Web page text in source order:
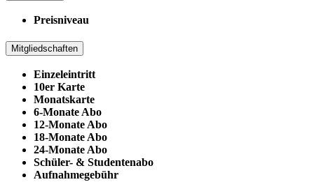
Preisniveau
Mitgliedschaften
Einzeleintritt
10er Karte
Monatskarte
6-Monate Abo
12-Monate Abo
18-Monate Abo
24-Monate Abo
Schüler- & Studentenabo
Aufnahmegebühr